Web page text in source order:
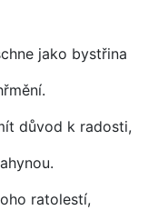
jako bystřina
důvod k radosti,
ratolestí,